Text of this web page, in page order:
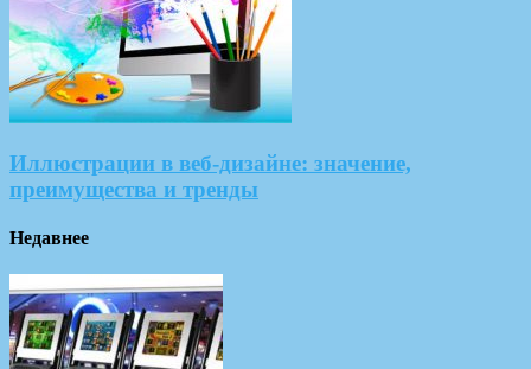
Иллюстрации в веб-дизайне: значение,
преимущества и тренды
Недавнее